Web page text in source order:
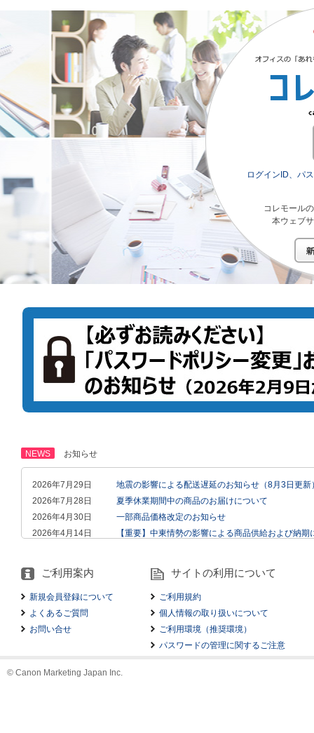
ログインID、パ
コレモール
本ウェブ
NEWS お知らせ
2026年7月29日
地震の影響による配送遅延のお知らせ（8月3日更新
2026年7月28日
夏季休業期間中の商品のお届けについて
2026年4月30日
一部商品価格改定のお知らせ
2026年4月14日
【重要】中東情勢の影響による商品供給および納期
2026年2月9日
「パスワードポリシー変更」および「ログイン時
2026年2月9日
ログインができないお客さまへ
2024年4月26日
【重要】パスワード管理についてのお願い
ご利用案内
新規会員登録について
よくあるご質問
お問い合せ
サイトの利用について
ご利用規約
個人情報の取り扱いについて
ご利用環境（推奨環境）
パスワードの管理に関するご注意
© Canon Marketing Japan Inc.